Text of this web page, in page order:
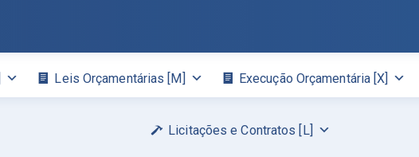
Leis Orçamentárias [M] Execução Orçamentária [X]
Licitações e Contratos [L]